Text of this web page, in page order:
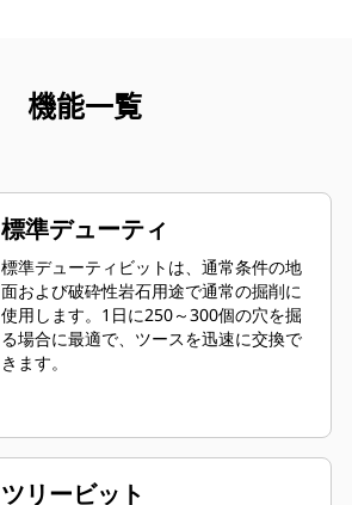
機能一覧
標準デューティ
標準デューティビットは、通常条件の地
面および破砕性岩石用途で通常の掘削に
使用します。1日に250～300個の穴を掘
る場合に最適で、ツースを迅速に交換で
きます。
ツリービット